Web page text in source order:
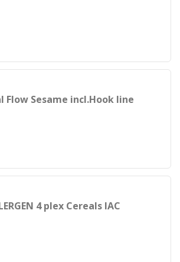
Flow Sesame incl.Hook line
4 plex Cereals IAC